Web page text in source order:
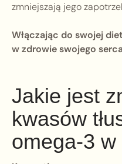
zmniejszają jego
Włączając do swojej
w zdrowie swojego
Jakie jest
kwasów
omega-3